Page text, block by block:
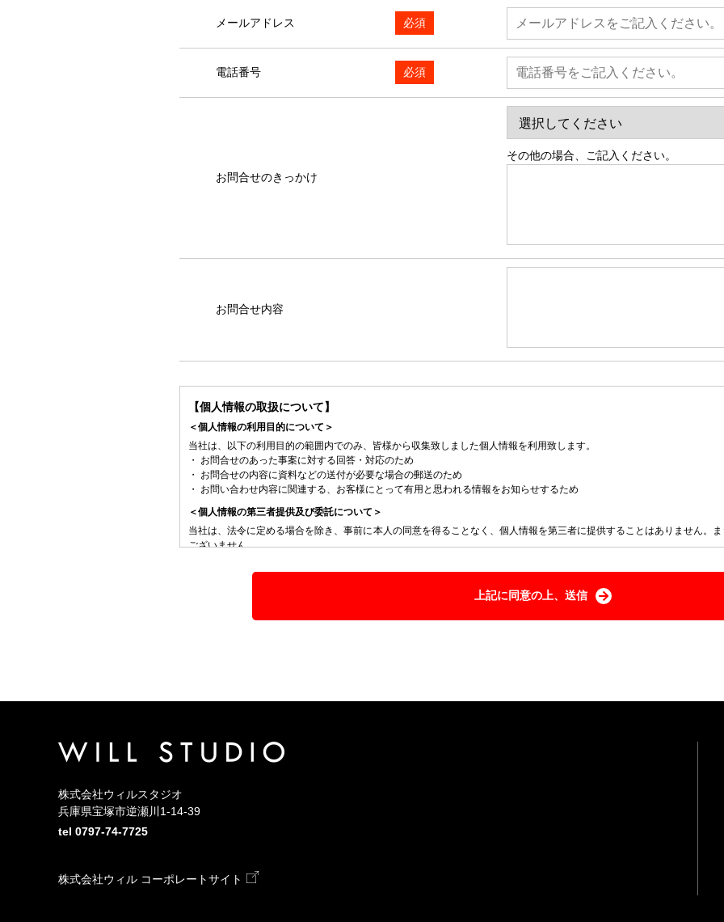
メールアドレス 必須
電話番号 必須
お問合せのきっかけ
その他の場合、ご記入ください。
お問合せ内容
【個人情報の取扱について】
＜個人情報の利用目的について＞
当社は、以下の利用目的の範囲内でのみ、皆様から収集致しました個人情報を利用致します。
・ お問合せのあった事案に対する回答・対応のため
・ お問合せの内容に資料などの送付が必要な場合の郵送のため
・ お問い合わせ内容に関連する、お客様にとって有用と思われる情報をお知らせするため
＜個人情報の第三者提供及び委託について＞
当社は、法令に定める場合を除き、事前に本人の同意を得ることなく、個人情報を第三者に提供することはありません。
ございません。
個人情報の提供は任意でございますが、お問合せに必要な個人情報をご提供いただけなかった場合は、質問に対するご回
＜個人情報の通知・開示・訂正・追加・削除・利用停止・提供停止について＞
個人情報保護管理者：水野 真育
上記に同意の上、送信
株式会社ウィルスタジオ
兵庫県宝塚市逆瀬川1-14-39
tel 0797-74-7725
株式会社ウィル コーポレートサイト